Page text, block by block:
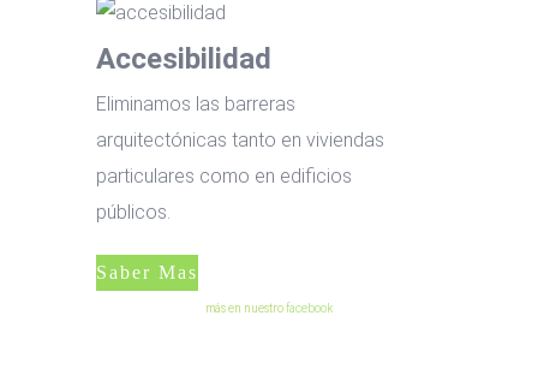
Accesibilidad
Eliminamos las barreras
arquitectónicas tanto en viviendas
particulares como en edificios
públicos.
Saber Mas
más en nuestrofacebook